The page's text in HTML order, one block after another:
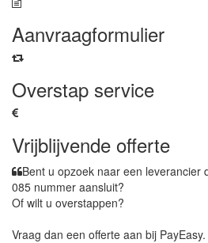
Aanvraagformulier
Overstap service
Vrijblijvende offerte
Bent u opzoek naar een leverancier
085 nummer aansluit?
Of wilt u overstappen?
Vraag dan een offerte aan bij PayEasy.